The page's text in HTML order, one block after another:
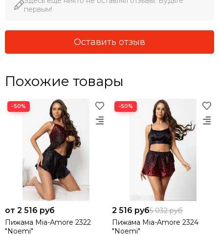
первым!
Оставить отзыв
Похожие товары
−50%
от 2 516 руб
Пижама Mia-Amore 2322
"Noemi"
−50%
2 516 руб5 032 руб
Пижама Mia-Amore 2324
"Noemi"